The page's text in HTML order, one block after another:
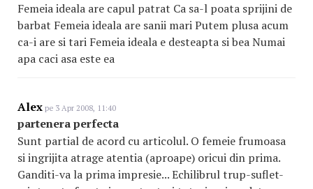
Femeia ideala are capul patrat Ca sa-l poata sprijini de
barbat Femeia ideala are sanii mari Putem plusa acum
ca-i are si tari Femeia ideala e desteapta si bea Numai
apa caci asa este ea
Alex pe 3 Apr 2008, 11:40
partenera perfecta
Sunt partial de acord cu articolul. O femeie frumoasa
si ingrijita atrage atentia (aproape) oricui din prima.
Ganditi-va la prima impresie... Echilibrul trup-suflet-